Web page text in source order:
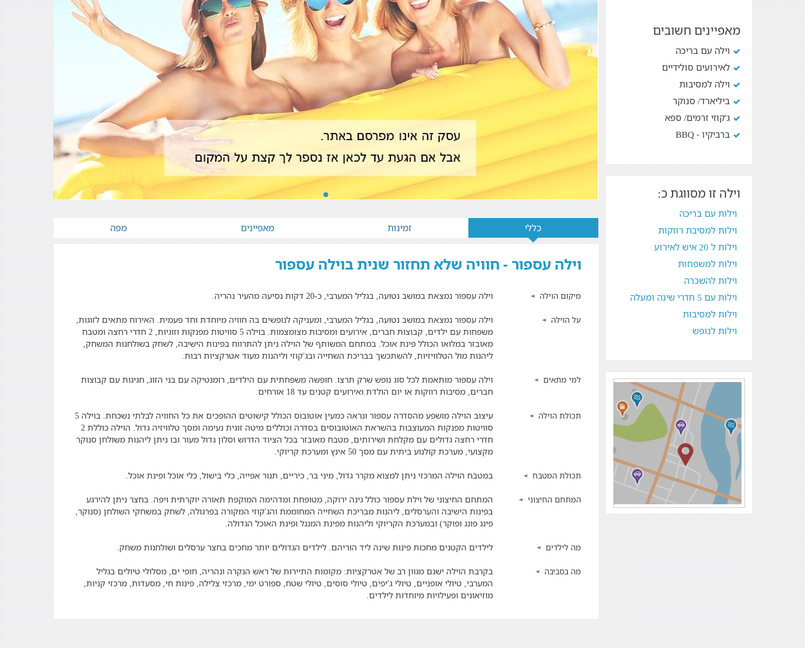
מאפיינים חשובים
וילה עם בריכה
לאירועים סולידיים
וילה למסיבות
ביליארד/ סנוקר
ג'קוזי זרמים/ ספא
ברביקיו - BBQ
וילה זו מסווגת כ:
וילות עם בריכה
וילות למסיבת רווקות
וילות ל 20 איש לאירוע
וילות למשפחות
וילות להשכרה
וילות עם 5 חדרי שינה ומעלה
וילות למסיבות
וילות לנופש
כללי זמינות מאפיינים מפה
וילה עספור - חוויה שלא תחזור שנית בוילה עספור
מיקום הוילה וילה עספור נמצאת במושב נטועה, בגליל המערבי, כ-20 דקות נסיעה מהעיר נהריה.
על הוילה
וילה עספור נמצאת במושב נטועה, בגליל המערבי, ומעניקה לנופשים בה חוויה מיוחדת וחד פעמית. האירוח מתאים לזוגות,
משפחות עם ילדים, קבוצות חברים, אירועים ומסיבות מצומצמות. בוילה 5 סוויטות מפנקות וזוגיות, 2 חדרי רחצה ומטבח
מאובזר במלואו הכולל פינת אוכל. במתחם המשותף של הוילה ניתן להתרווח בפינות הישיבה, לשחק בשולחנות המשחק,
ליהנות מול הטלוויזיות, להשתכשך בבריכת השחייה ובג'קוזי וליהנות מעוד אטרקציות רבות.
למי מתאים
וילה עספור מותאמת לכל סוג נופש שרק תרצו. חופשה משפחתית עם הילדים, רומנטיקה עם בני הזוג, חגיגות עם קבוצות
חברים, מסיבות רווקות או יום הולדת ואירועים קטנים עד 18 אורחים.
תכולת הוילה
עיצוב הוילה מושפע מהסדרה עספור ונראה כמעין אוטובוס הכולל קישוטים ההופכים את כל החוויה לבלתי נשכחת. בוילה 5
סוויטות מפנקות המעוצבות בהשראת האוטובוסים בסדרה וכוללים מיטה זוגית נעימה ומסך טלוויזיה גדול. הוילה כוללת 2
חדרי רחצה גדולים עם מקלחת ושירותים, מטבח מאובזר בכל הציוד הדרוש וסלון גדול מעור ובו ניתן ליהנות משולחן סנוקר
מקצועי, מערכת קולנוע ביתית עם מסך 50 אינץ ומערכת קריוקי.
תכולת המטבח במטבח הוילה המרכזי ניתן למצוא מקרר גדול, מיני בר, כיריים, תנור אפייה, כלי בישול, כלי אוכל ופינת אוכל.
המתחם החיצוני
המתחם החיצוני של וילת עספור כולל גינה ירוקה, מטופחת ומדהימה המוקפת תאורה יוקרתית ויפה. בחצר ניתן להירגע
בפינות הישיבה והערסלים, ליהנות מבריכת השחייה המחוממת והג'קוזי המקורה בפרגולה, לשחק במשחקי השולחן (סנוקר,
פינג פונג ופוקר) ובמערכת הקריוקי וליהנות מפינת המנגל ופינת האוכל הגדולה.
מה לילדים לילדים הקטנים מחכות פינות שינה ליד הוריהם. לילדים הגדולים יותר מחכים בחצר ערסלים ושולחנות משחק.
מה בסביבה
בקרבת הוילה ישנם מגוון רב של אטרקציות: מקומות התיירות של ראש הנקרה ונהריה, חופי ים, מסלולי טיולים בגליל
המערבי, טיולי אופניים, טיולי ג'יפים, טיולי סוסים, טיולי שטח, ספורט ימי, מרכזי צלילה, פינות חי, מסעדות, מרכזי קניות,
מוזיאונים ופעילויות מיוחדות לילדים.